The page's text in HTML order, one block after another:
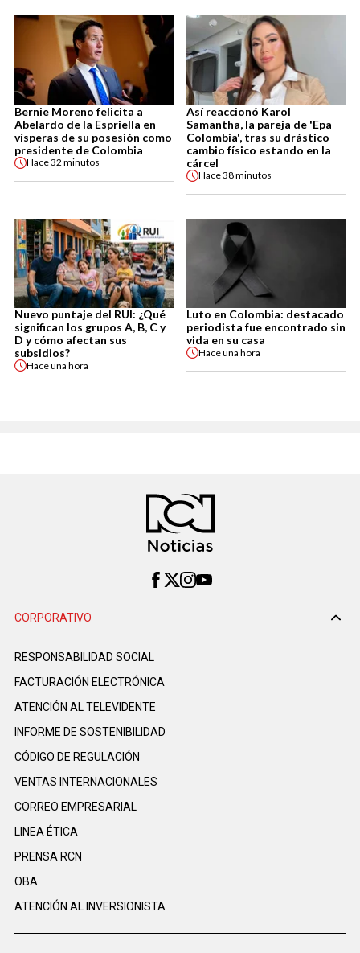
Bernie Moreno felicita a
Abelardo de la Espriella en
vísperas de su posesión como
presidente de Colombia
Hace32 minutos
Así reaccionó Karol
Samantha, la pareja de 'Epa
Colombia', tras su drástico
cambio físico estando en la
cárcel
Hace38 minutos
Nuevo puntaje del RUI: ¿Qué
significan los grupos A, B, C y
D y cómo afectan sus
subsidios?
Haceuna hora
Luto en Colombia: destacado
periodista fue encontrado sin
vida en su casa
Haceuna hora
CORPORATIVO
RESPONSABILIDAD SOCIAL
FACTURACIÓN ELECTRÓNICA
ATENCIÓN AL TELEVIDENTE
INFORME DE SOSTENIBILIDAD
CÓDIGO DE REGULACIÓN
VENTAS INTERNACIONALES
CORREO EMPRESARIAL
LINEA ÉTICA
PRENSA RCN
OBA
ATENCIÓN AL INVERSIONISTA